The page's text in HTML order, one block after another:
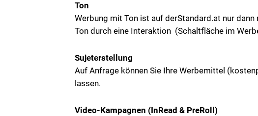
Ton
Werbung mit Ton ist auf derStandard.at nur dann
Ton durch eine Interaktion (Schaltfläche im
Sujeterstellung
Auf Anfrage können Sie Ihre Werbemittel
lassen.
Video-Kampagnen (InRead & PreRoll)